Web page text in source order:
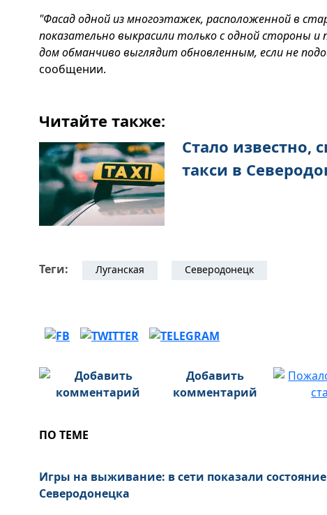
"Фасад одной из многоэтажек, расположенной в
показательно выкрасили только с одной стороны и
дом обманчиво выглядит обновленным, если не
сообщении.
Читайте также:
Стало известно,
такси в
Теги: Луганская Северодонецк
Добавить
комментарий
ПО ТЕМЕ
Игры на выживание: в сети показали
Северодонецка